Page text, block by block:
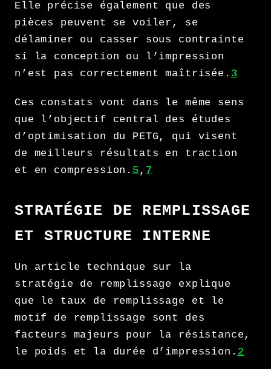
Elle précise également que des
pièces peuvent se voiler, se
délaminer ou casser sous contrainte
si la conception ou l’impression
n’est pas correctement maîtrisée. 3
Ces constats vont dans le même sens
que l’objectif central des études
d’optimisation du PETG, qui visent
de meilleurs résultats en traction
et en compression. 5 , 7
STRATÉGIE DE REMPLISSAGE
ET STRUCTURE INTERNE
Un article technique sur la
stratégie de remplissage explique
que le taux de remplissage et le
motif de remplissage sont des
facteurs majeurs pour la résistance,
le poids et la durée d’impression. 2